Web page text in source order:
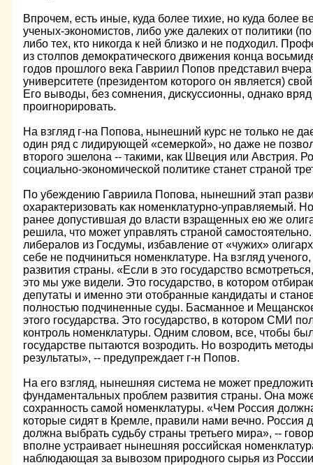
Впрочем, есть иные, куда более тихие, но куда более
ученых-экономистов, либо уже далеких от политики
либо тех, кто никогда к ней близко и не подходил.
из столпов демократического движения конца
годов прошлого века Гавриил Попов представил
университете (президентом которого он является)
Его выводы, без сомнения, дискуссионны, однако
проигнорировать.
На взгляд г-на Попова, нынешний курс не только не
один ряд с лидирующей «семеркой», но даже не
второго эшелона -- такими, как Швеция или Австрия.
социально-экономической политике станет страной
По убеждению Гавриила Попова, нынешний этап
охарактеризовать как номенклатурно-управляемый.
ранее допустившая до власти взращенных ею же
решила, что может управлять страной
либералов из Госдумы, избавление от «чужих»
себе не подчиниться номенклатуре. На взгляд
развития страны. «Если в это государство
это мы уже видели. Это государство, в котором
депутаты и именно эти отобранные кандидаты и
полностью подчиненные суды. Басманное и
этого государства. Это государство, в котором СМИ
контроль номенклатуры. Одним словом, все, чтобы
государстве пытаются возродить. Но возродить
результаты», -- предупреждает г-н Попов.
На его взгляд, нынешняя система не может
фундаментальных проблем развития страны. Она
сохранность самой номенклатуры. «Чем Россия
которые сидят в Кремле, правили нами вечно. Россия
должна выбрать судьбу страны третьего мира», --
вполне устраивает нынешняя российская
наблюдающая за вывозом природного сырья из